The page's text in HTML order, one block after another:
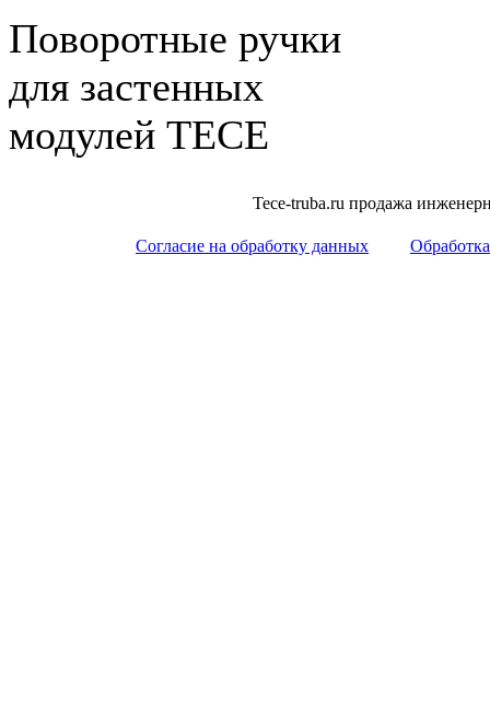
Поворотные ручки
для застенных
модулей ТЕСЕ
Tece-truba.ru продажа
Согласие на обработку данных